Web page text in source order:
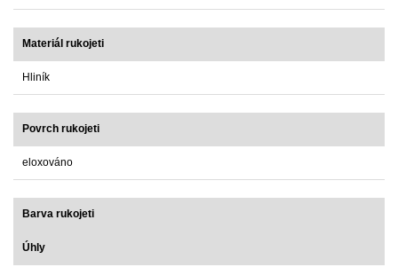
Materiál rukojeti
Hliník
Povrch rukojeti
eloxováno
Barva rukojeti
Úhly